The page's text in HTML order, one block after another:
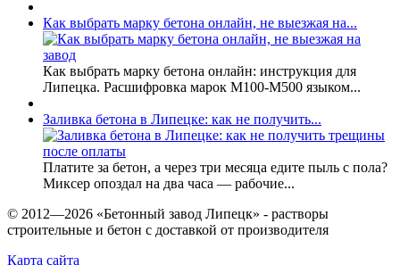
Как выбрать марку бетона онлайн, не выезжая на...
Как выбрать марку бетона онлайн: инструкция для
Липецка. Расшифровка марок М100-М500 языком...
Заливка бетона в Липецке: как не получить...
Платите за бетон, а через три месяца едите пыль с пола?
Миксер опоздал на два часа — рабочие...
© 2012—2026 «Бетонный завод Липецк» - растворы
строительные и бетон с доставкой от производителя
Карта сайта